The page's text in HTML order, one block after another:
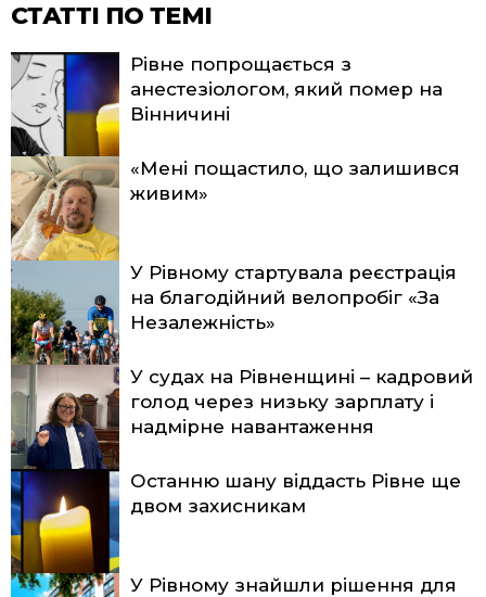
СТАТТІ ПО ТЕМІ
Рівне попрощається з
анестезіологом, який помер на
Вінничині
«Мені пощастило, що залишився
живим»
У Рівному стартувала реєстрація
на благодійний велопробіг «За
Незалежність»
У судах на Рівненщині – кадровий
голод через низьку зарплату і
надмірне навантаження
Останню шану віддасть Рівне ще
двом захисникам
У Рівному знайшли рішення для